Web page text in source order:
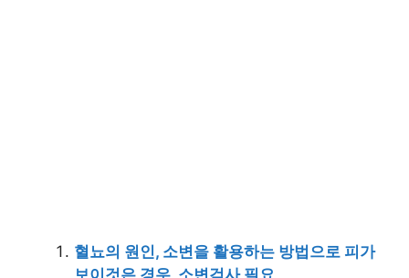
혈뇨의 원인, 소변을 활용하는 방법으로 피가
보이것은 경우, 소변검사 필요